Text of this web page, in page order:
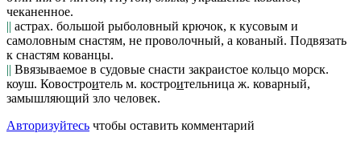
чеканенное.
|| астрах. большой рыболовный крючок, к кусовым и
самоловным снастям, не проволочный, а кованый. Подвязать
к снастям кованцы.
|| Ввязываемое в судовые снасти закраистое кольцо морск.
коуш. Ковостроитель м. костроительница ж. коварный,
замышляющий зло человек.
Авторизуйтесь чтобы оставить комментарий